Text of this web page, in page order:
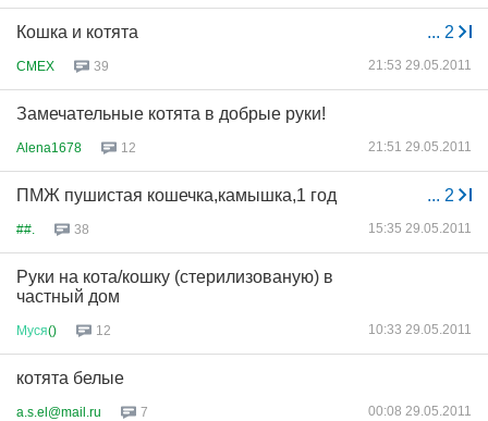
... 2
Кошка и котята
CMEX 39 21:53 29.05.2011
Замечательные котята в добрые руки!
Alena1678 12 21:51 29.05.2011
... 2
ПМЖ пушистая кошечка,камышка,1 год
##. 38 15:35 29.05.2011
Руки на кота/кошку (стерилизованую) в
частный дом
Муся() 12 10:33 29.05.2011
котята белые
a.s.el@mail.ru 7 00:08 29.05.2011